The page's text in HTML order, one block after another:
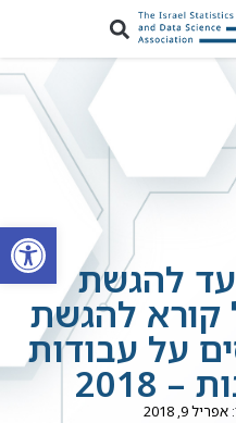
פתח
להגשת
קורא להגשת
על עבודות
2018
אפריל 9, 2018